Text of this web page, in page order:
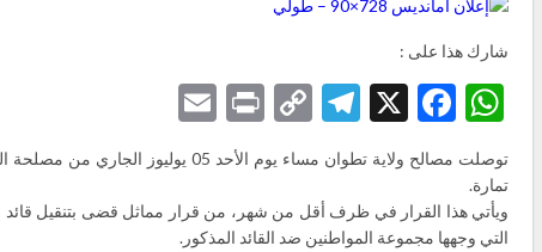
شارك هذا على :
WhatsApp
Facebook
X
Telegram
Copy
Link
Print
توصلت مصالح ولاية تطوان مساء يوم
تمارة.
ويأتي هذا القرار في ظرف أقل من شهر، من قرار مماثل قضى بتنقيل قائد
التي وجهها مجموعة المواطنين ضد القائد المذكور.